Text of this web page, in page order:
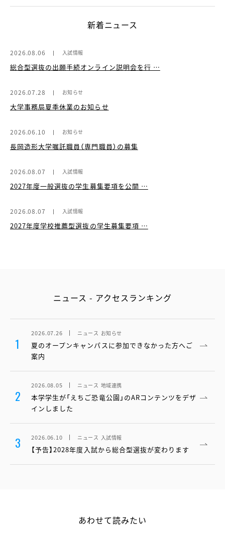
新着ニュース
2026.08.06 入試情報
総合型選抜の出願手続オンライン説明会を行 …
2026.07.28 お知らせ
大学事務局夏季休業のお知らせ
2026.06.10 お知らせ
長岡造形大学嘱託職員（専門職員）の募集
2026.08.07 入試情報
2027年度一般選抜の学生募集要項を公開 …
2026.08.07 入試情報
2027年度学校推薦型選抜の学生募集要項 …
ニュース - アクセスランキング
1
2026.07.26 ニュース お知らせ
夏のオープンキャンパスに参加できなかった方へご
案内
2
2026.08.05 ニュース 地域連携
本学学生が「えちご恐竜公園」のARコンテンツをデザ
インしました
3 2026.06.10 ニュース 入試情報
【予告】2028年度入試から総合型選抜が変わります
あわせて読みたい